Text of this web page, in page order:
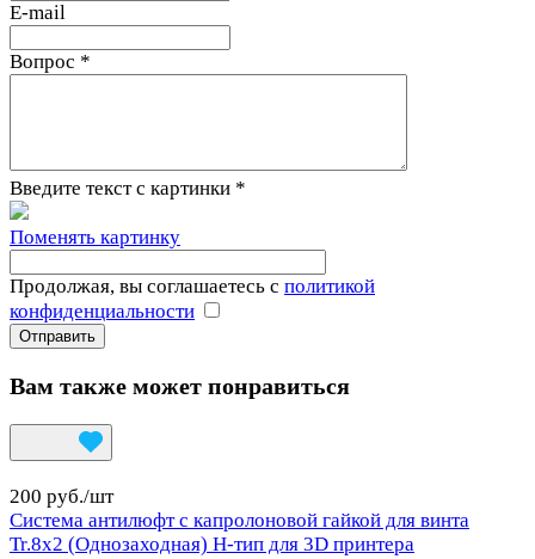
E-mail
Вопрос *
Введите текст с картинки *
Поменять картинку
Продолжая, вы соглашаетесь с политикой
конфиденциальности
Вам также может понравиться
200 руб./шт
Система антилюфт с капролоновой гайкой для винта
Tr.8x2 (Однозаходная) H-тип для 3D принтера